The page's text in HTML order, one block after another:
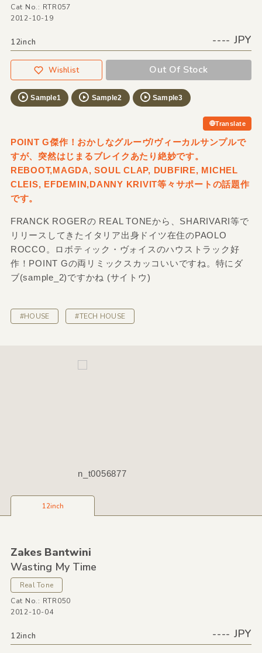
Cat No.: RTR057
2012-10-19
12inch ---- JPY
Wishlist Out Of Stock
Sample1 Sample2 Sample3
Translate
POINT G傑作！おかしなグルーヴ/ヴィーカルサンプルで
すが、突然はじまるブレイクあたり絶妙です。
REBOOT,MAGDA, SOUL CLAP, DUBFIRE, MICHEL
CLEIS, EFDEMIN,DANNY KRIVIT等々サポートの話題作
です。
FRANCK ROGERの REAL TONEから、SHARIVARI等で
リリースしてきたイタリア出身ドイツ在住のPAOLO
ROCCO。ロボティック・ヴォイスのハウストラック好
作！POINT Gの両リミックスカッコいいですね。特にダ
ブ(sample_2)ですかね (サイトウ)
#HOUSE #TECH HOUSE
n_t0056877
12inch
Zakes Bantwini
Wasting My Time
Real Tone
Cat No.: RTR050
2012-10-04
12inch ---- JPY